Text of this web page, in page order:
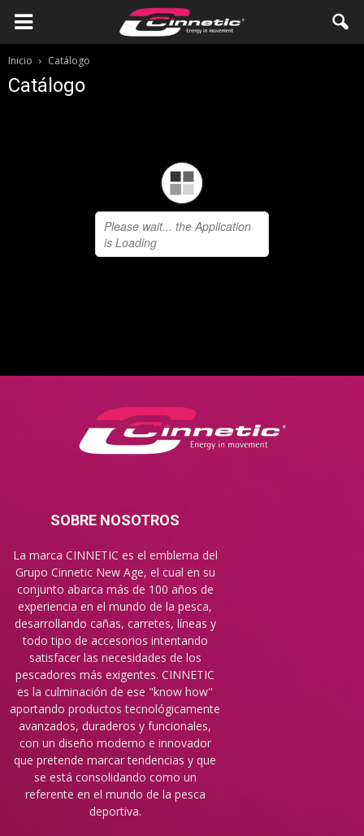
Inicio Catálogo
Catálogo
SOBRE NOSOTROS
La marca CINNETIC es el emblema del
Grupo Cinnetic New Age, el cual en su
conjunto abarca más de 100 años de
experiencia en el mundo de la pesca,
desarrollando cañas, carretes, líneas y
todo tipo de accesorios intentando
satisfacer las necesidades de los
pescadores más exigentes. CINNETIC
es la culminación de ese "know how"
aportando productos tecnológicamente
avanzados, duraderos y funcionales,
con un diseño moderno e innovador
que pretende marcar tendencias y que
se está consolidando como un
referente en el mundo de la pesca
deportiva.